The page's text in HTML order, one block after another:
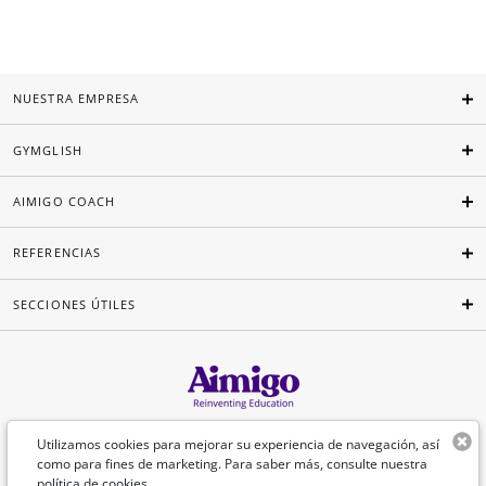
Utilizamos cookies para mejorar su experiencia de navegación, así
como para fines de marketing. Para saber más, consulte nuestra
NUESTRA EMPRESA
GYMGLISH
AIMIGO COACH
REFERENCIAS
SECCIONES ÚTILES
Español